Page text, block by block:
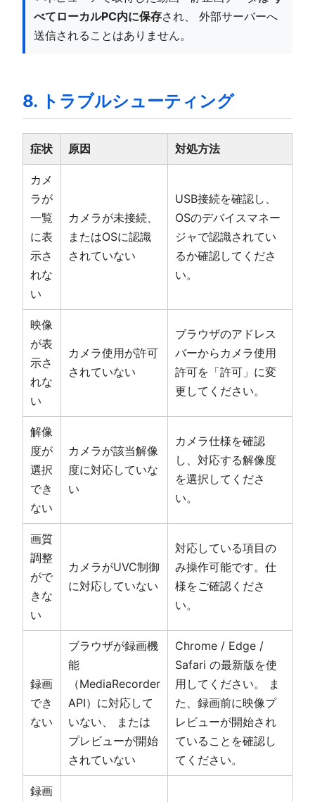
べてローカルPC内に保存され、 外部サーバーへ
送信されることはありません。
8. トラブルシューティング
症状 原因 対処方法
カメ
ラが
一覧
に表
示さ
れな
い
カメラが未接続、
またはOSに認識
されていない
USB接続を確認し、
OSのデバイスマネー
ジャで認識されてい
るか確認してくださ
い。
映像
が表
示さ
れな
い
カメラ使用が許可
されていない
ブラウザのアドレス
バーからカメラ使用
許可を「許可」に変
更してください。
解像
度が
選択
でき
ない
カメラが該当解像
度に対応していな
い
カメラ仕様を確認
し、対応する解像度
を選択してくださ
い。
画質
調整
がで
きな
い
カメラがUVC制御
に対応していない
対応している項目の
み操作可能です。仕
様をご確認くださ
い。
録画
でき
ない
ブラウザが録画機
能
（MediaRecorder
API）に対応して
いない、 または
プレビューが開始
されていない
Chrome / Edge /
Safari の最新版を使
用してください。 ま
た、録画前に映像プ
レビューが開始され
ていることを確認し
てください。
録画